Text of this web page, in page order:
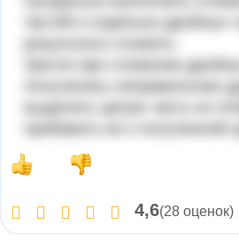
частей и отдельно дробных
3)если при сложении
выделить целую часть из
4,6(28 оценок)